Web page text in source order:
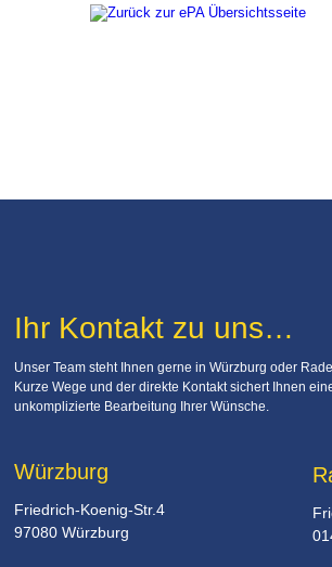
Würzburg
Friedrich-Koenig-Str.4
97080 Würzburg
Ihr Kontakt zu uns…
Unser Team steht Ihnen gerne in Würzburg oder
Kurze Wege und der direkte Kontakt sichert Ihnen
unkomplizierte Bearbeitung Ihrer Wünsche.